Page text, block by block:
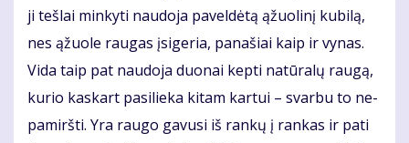
ji teš­lai min­ky­ti nau­do­ja pa­vel­dė­tą ąžuo­li­nį ku­bi­lą,
nes ąžuo­le rau­gas įsi­ge­ria, pa­na­šiai kaip ir vy­nas.
Vi­da taip pat nau­do­ja duo­nai kep­ti na­tū­ra­lų rau­gą,
ku­rio kas­kart pa­si­lie­ka ki­tam kar­tui – svar­bu to ne­
pa­mirš­ti. Yra rau­go ga­vu­si iš ran­kų į ran­kas ir pa­ti